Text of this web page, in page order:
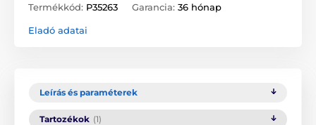
Termékkód: P35263 Garancia: 36 hónap
Eladó adatai
Leírás és paraméterek
Tartozékok (1)